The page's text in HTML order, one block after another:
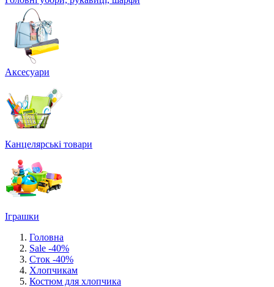
Аксесуари
Канцелярські товари
Іграшки
Головна
Sale -40%
Сток -40%
Хлопчикам
Костюм для хлопчика